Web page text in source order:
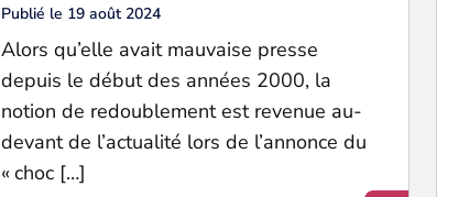
Publié le 19 août 2024
Alors qu’elle avait mauvaise presse
depuis le début des années 2000, la
notion de redoublement est revenue au-
devant de l’actualité lors de l’annonce du
« choc […]